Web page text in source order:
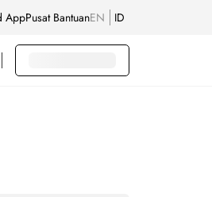
AppPusat BantuanEN ID